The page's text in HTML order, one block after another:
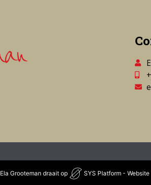
Ela Grooteman draait op SYS Platform -